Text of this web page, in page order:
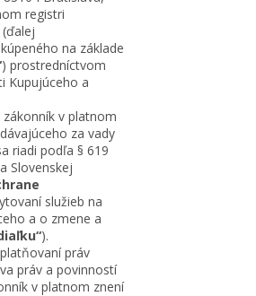
registri
na základe
) prostredníctvom
Kupujúceho a
v platnom
za vady
riadi podľa § 619
Slovenskej
služieb na
a o zmene a
).
práv
práv a povinností
v platnom znení